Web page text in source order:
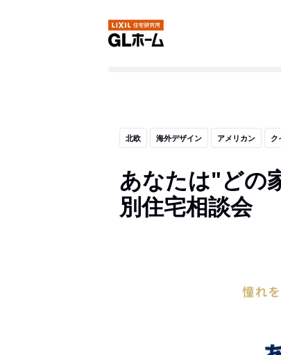
北欧 海外デザイン アメリカン ク
あなたは"どの
別住宅相談会